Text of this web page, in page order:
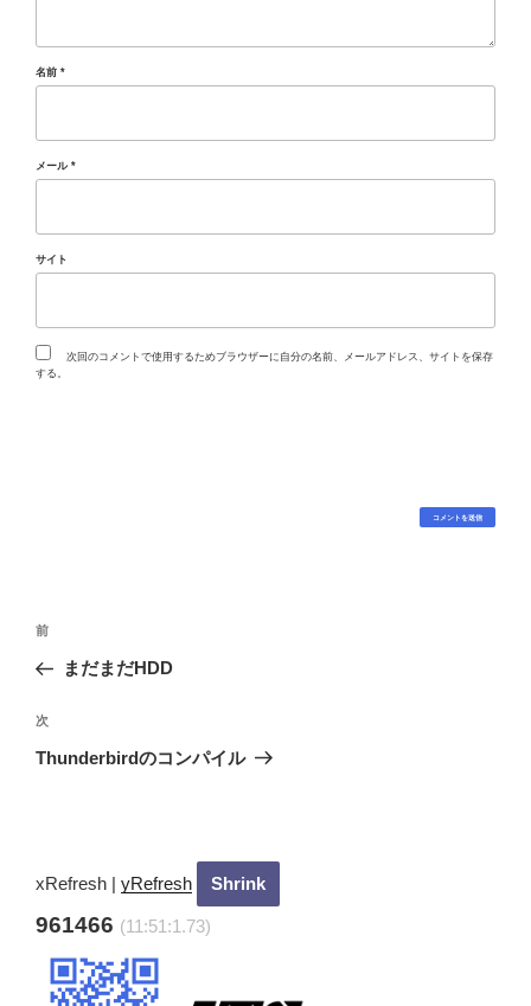
名前 *
メール *
サイト
次回のコメントで使用するためブラウザーに自分の名前、メールアドレス、サイトを保存
する。
投
ナ
ビ
ゲ
ン
過
去
投
前
まだまだHDD
次
の
次
Thunderbirdのコンパイル
xRefresh | yRefresh
961466 (11:51:2.73)